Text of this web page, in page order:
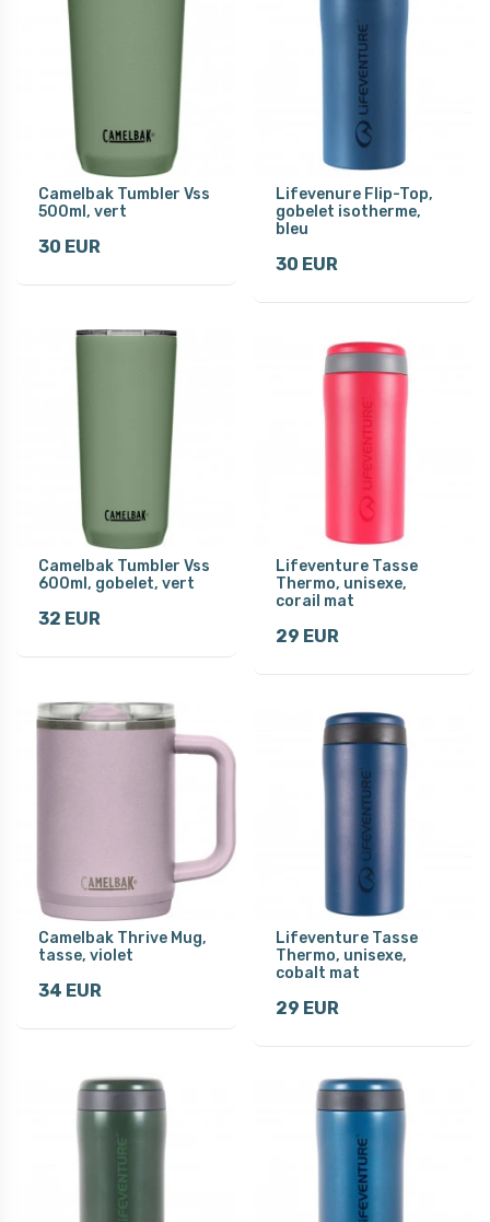
Camelbak Tumbler Vss
500ml, vert
30 EUR
Lifevenure Flip-Top,
gobelet isotherme,
bleu
30 EUR
Camelbak Tumbler Vss
600ml, gobelet, vert
32 EUR
Lifeventure Tasse
Thermo, unisexe,
corail mat
29 EUR
Camelbak Thrive Mug,
tasse, violet
34 EUR
Lifeventure Tasse
Thermo, unisexe,
cobalt mat
29 EUR